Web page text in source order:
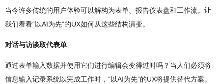
当今许多传统的用户体验可以解构为表单、报告仪表盘和工作流。让
我们看看“以AI为先”的UX如何从这些结构演变。
对话与访谈取代表单
通过表单输入数据并使用它们进行编辑会变得过时吗？当人们必须将
信息输入记录系统以完成工作时，“以AI为先”的UX将提供替代方案。